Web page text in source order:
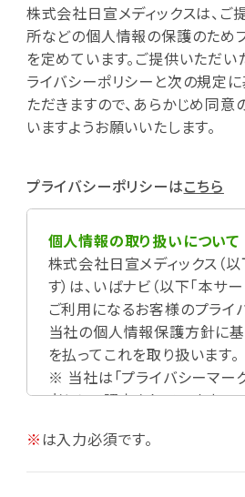
株式会社日宣メディックスは、ご
所などの個人情報の保護のため
を定めています。ご提供いただ
ライバシーポリシーと次の規定
ただきますので、あらかじめ同意
いますようお願いいたします。
プライバシーポリシーはこちら
個人情報の取り扱いについて
株式会社日宣メディックス（以
す）は、いばナビ（以下「本サ
ご利用になるお客様のプライ
当社の個人情報保護方針に基
を払ってこれを取り扱います。
※ 当社は「プライバシーマー
者として認定されています。
※は入力必須です。